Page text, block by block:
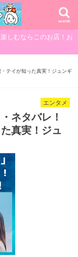
search
しむならこのお店！お
テイが知った真実！ジュンギ
エンタメ
ネタバレ！
真実！ジュ